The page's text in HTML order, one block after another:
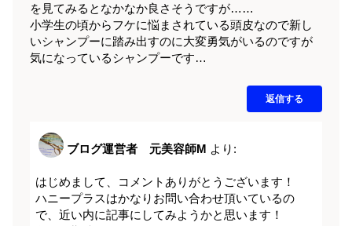
を見てみるとなかなか良さそうですが……
小学生の頃からフケに悩まされている頭皮なので新し
いシャンプーに踏み出すのに大変勇気がいるのですが
気になっているシャンプーです…
返信する
ブログ運営者 元美容師M より:
はじめまして、コメントありがとうございます！
ハニープラスはかなりお問い合わせ頂いているの
で、近い内に記事にしてみようかと思います！